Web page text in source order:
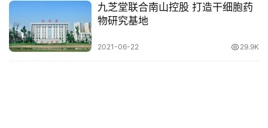
临
九芝堂联合南山控股 打造干细胞药
物研究基地
2021-06-22 29.9K